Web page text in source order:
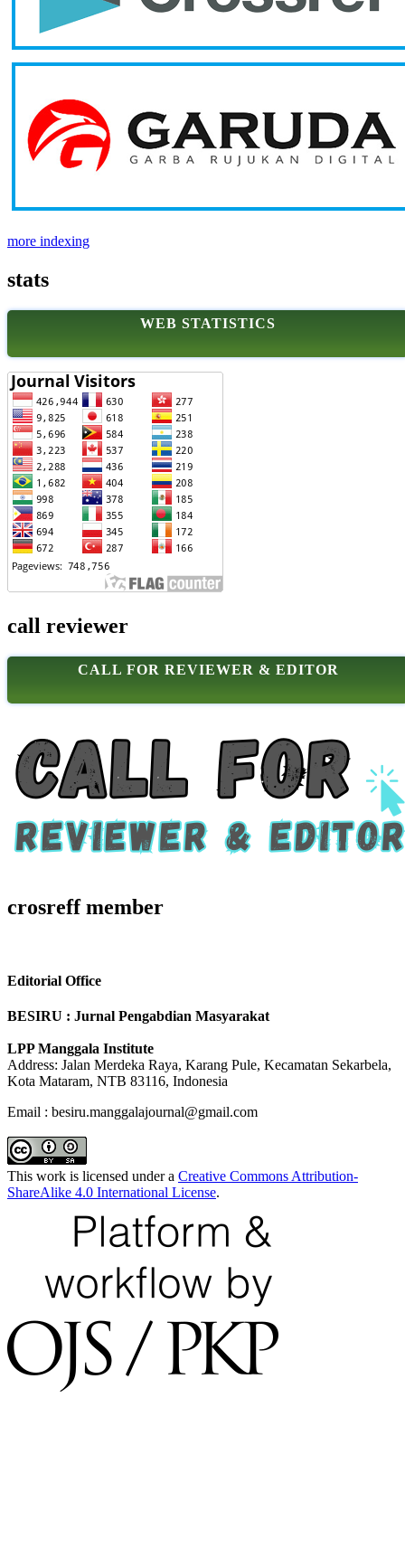
more indexing
stats
WEB STATISTICS
call reviewer
CALL FOR REVIEWER & EDITOR
crosreff member
Editorial Office
BESIRU : Jurnal Pengabdian Masyarakat
LPP Manggala Institute
Address: Jalan Merdeka Raya, Karang Pule, Kecamatan Sekarbela,
Kota Mataram, NTB 83116, Indonesia
Email : besiru.manggalajournal@gmail.com
This work is licensed under a Creative Commons Attribution-
ShareAlike 4.0 International License.